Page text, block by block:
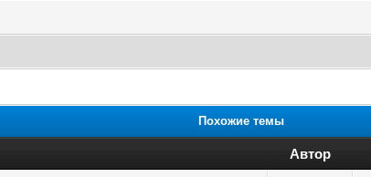
Похожие темы
Автор